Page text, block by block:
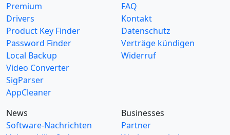
Premium
Drivers
Product Key Finder
Password Finder
Local Backup
Video Converter
SigParser
AppCleaner
FAQ
Kontakt
Datenschutz
Verträge kündigen
Widerruf
News
Software-Nachrichten
Businesses
Partner